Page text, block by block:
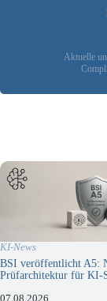
Aktuelle
KI-News
BSI veröffentlicht A5:
Prüfarchitektur für KI-
07.08.2026